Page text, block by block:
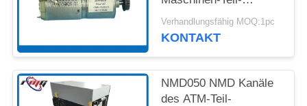
NMD100 NMD050 der
Zufuhr-NF300
Verhandlungsfähig MOQ:1pc
KONTAKT
NMD050 NMD Kanäle
des ATM-Teil-